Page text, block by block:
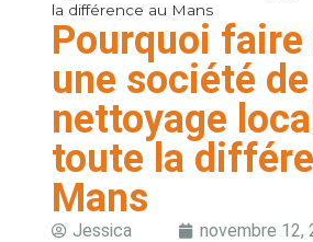
la différence au Mans
Pourquoi faire
une société de
nettoyage
toute la
Mans
Jessica novembre 12,